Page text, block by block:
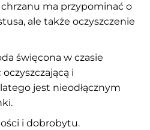
ma przypominać o
ale także oczyszczenie
święcona w czasie
i
jest nieodłącznym
i dobrobytu.